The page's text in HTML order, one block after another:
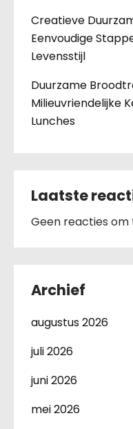
Creatieve
Eenvoudige
Levensstijl
Duurzame
Milieuvriendelijke
Lunches
Laatste
Geen reacties om
Archief
augustus 2026
juli 2026
juni 2026
mei 2026